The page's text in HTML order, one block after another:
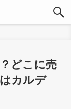
どこに売
カルデ